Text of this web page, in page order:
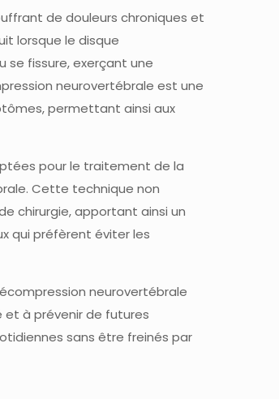
de douleurs chroniques et
lorsque le disque
se fissure, exerçant une
neurovertébrale est une
permettant ainsi aux
pour le traitement de la
Cette technique non
chirurgie, apportant ainsi un
qui préfèrent éviter les
neurovertébrale
à prévenir de futures
sans être freinés par